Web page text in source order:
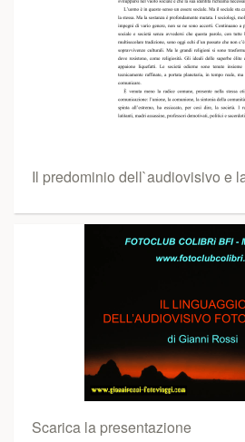
Il predominio dell`audiovisivo e
Scarica la presentazione